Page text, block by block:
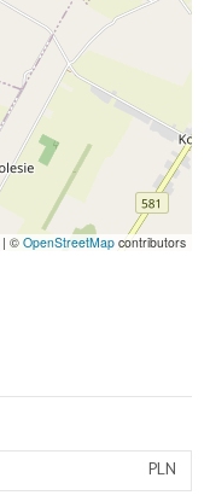
| © OpenStreetMap contributors
PLN